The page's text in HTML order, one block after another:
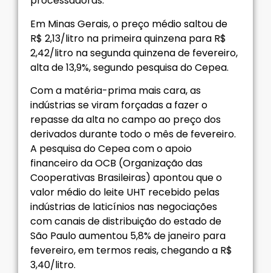
Em Minas Gerais, o preço médio saltou de
R$ 2,13/litro na primeira quinzena para R$
2,42/litro na segunda quinzena de fevereiro,
alta de 13,9%, segundo pesquisa do Cepea.
Com a matéria-prima mais cara, as
indústrias se viram forçadas a fazer o
repasse da alta no campo ao preço dos
derivados durante todo o mês de fevereiro.
A pesquisa do Cepea com o apoio
financeiro da OCB (Organização das
Cooperativas Brasileiras) apontou que o
valor médio do leite UHT recebido pelas
indústrias de laticínios nas negociações
com canais de distribuição do estado de
São Paulo aumentou 5,8% de janeiro para
fevereiro, em termos reais, chegando a R$
3,40/litro.